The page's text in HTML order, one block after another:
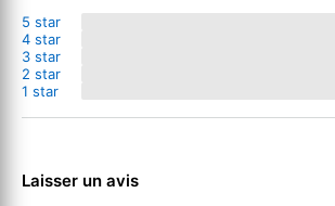
5 star
4 star
3 star
2 star
1 star
Laisser un avis